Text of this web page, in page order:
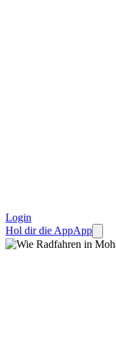
Login
Hol dir die AppApp